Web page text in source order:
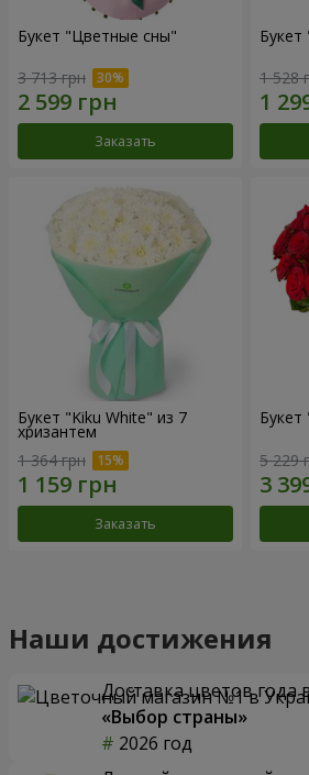
Букет "Цветные сны"
3 713 грн
Заказать
1 528
Букет "Kiku White" из 7
хризантем
1 364 грн
Заказать
5 229
Наши достижения
Доставка цветов года
«Выбор страны»
2026 год